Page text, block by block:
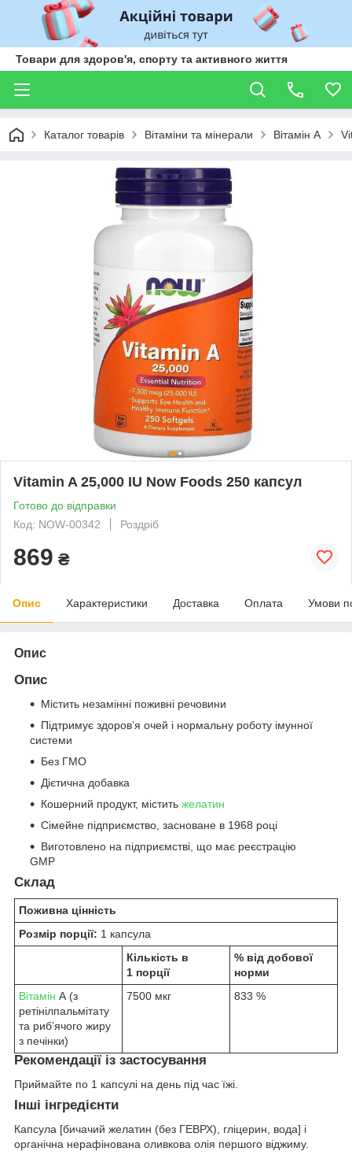
Товари для здоров'я, спорту та активного життя
Каталог товарів Вітаміни та мінерали Вітамін А
Vitamin A 25,000 IU Now Foods 250 капсул
Готово до відправки
Код: NOW-00342
Роздріб
869 ₴
Опис Характеристики Доставка Оплата Умови
Опис
Опис
Містить незамінні поживні речовини
Підтримує здоров’я очей і нормальну роботу імунної
системи
Без ГМО
Дієтична добавка
Кошерний продукт, містить желатин
Сімейне підприємство, засноване в 1968 році
Виготовлено на підприємстві, що має реєстрацію
GMP
Склад
Поживна цінність
Розмір порції: 1 капсула
Кількість в
1 порції
% від добової
норми
Вітамін А (з
ретінілпальмітату
та риб’ячого жиру
з печінки)
7500 мкг 833 %
Рекомендації із застосування
Приймайте по 1 капсулі на день під час їжі.
Інші інгредієнти
Капсула [бичачий желатин (без ГЕВРХ), гліцерин, вода] і
органічна нерафінована оливкова олія першого віджиму.